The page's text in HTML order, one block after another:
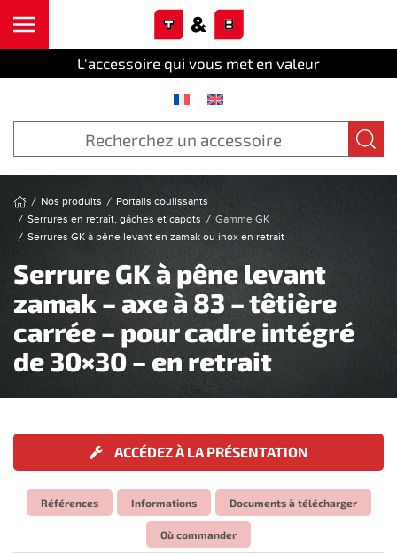
L'accessoire qui vous met en valeur
Nos produits
Portails coulissants
Serrures en retrait, gâches et capots
Gamme GK
Serrures GK à pêne levant en zamak ou inox en retrait
Serrure GK à pêne levant
zamak – axe à 83 – têtière
carrée – pour cadre intégré
de 30×30 – en retrait
ACCÉDEZ À LA PRÉSENTATION
Références Informations Documents à télécharger
Où commander
Cookies management panel